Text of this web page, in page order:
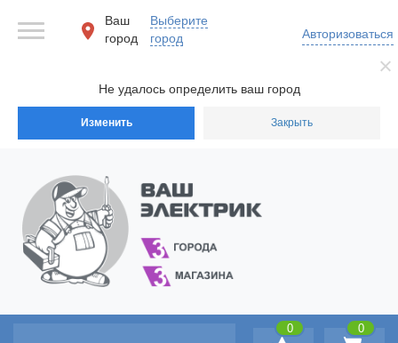
Не удалось определить ваш город
Изменить Закрыть
Ваш
город
Выберите
город
Авторизоваться
0
0